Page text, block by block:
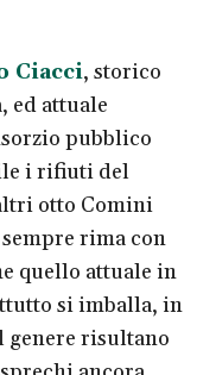
Ciacci, storico
ed attuale
pubblico
i rifiuti del
otto Comini
rima con
quello attuale in
si imballa, in
genere risultano